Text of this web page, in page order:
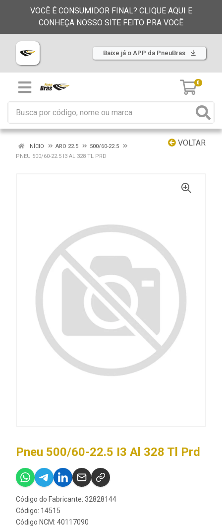
VOCÊ É CONSUMIDOR FINAL? CLIQUE AQUI E
CONHEÇA NOSSO SITE FEITO PRA VOCÊ
Baixe já o APP da PneuBras
0
VOLTAR
INÍCIO ARO 22.5
500/60-22.5
PNEU 500/60-22.5 I3 AL 328 TL PRD
Pneu 500/60-22.5 I3 Al 328 Tl Prd
Código do Fabricante: 32828144
Código: 14515
Código NCM: 40117090